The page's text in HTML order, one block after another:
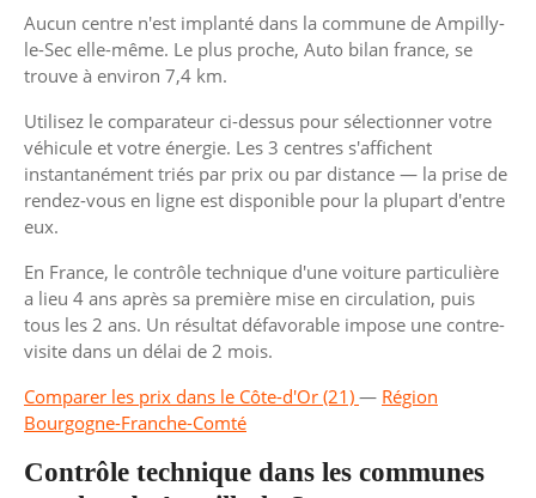
Aucun centre n'est implanté dans la commune de Ampilly-
le-Sec elle-même. Le plus proche, Auto bilan france, se
trouve à environ 7,4 km.
Utilisez le comparateur ci-dessus pour sélectionner votre
véhicule et votre énergie. Les 3 centres s'affichent
instantanément triés par prix ou par distance — la prise de
rendez-vous en ligne est disponible pour la plupart d'entre
eux.
En France, le contrôle technique d'une voiture particulière
a lieu 4 ans après sa première mise en circulation, puis
tous les 2 ans. Un résultat défavorable impose une contre-
visite dans un délai de 2 mois.
Comparer les prix dans le Côte-d'Or (21) — Région
Bourgogne-Franche-Comté
Contrôle technique dans les communes